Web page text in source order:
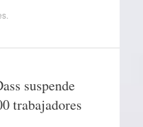
.
suspende
trabajadores